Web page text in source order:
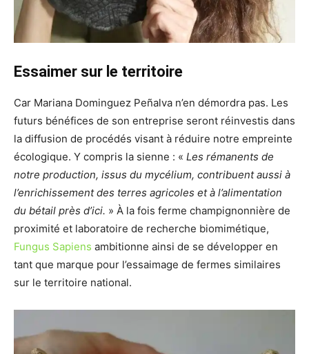
Essaimer sur le territoire
Car Mariana Dominguez Peñalva n’en démordra pas. Les
futurs bénéfices de son entreprise seront réinvestis dans
la diffusion de procédés visant à réduire notre empreinte
écologique. Y compris la sienne : « Les rémanents de
notre production, issus du mycélium, contribuent aussi à
l’enrichissement des terres agricoles et à l’alimentation
du bétail près d’ici. » À la fois ferme champignonnière de
proximité et laboratoire de recherche biomimétique,
Fungus Sapiens ambitionne ainsi de se développer en
tant que marque pour l’essaimage de fermes similaires
sur le territoire national.